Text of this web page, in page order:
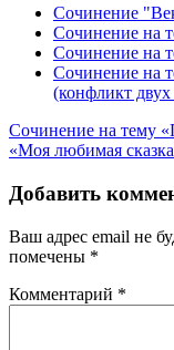
Сочинение
Сочинение на
Сочинение на
Сочинение на
(конфликт
Навигация
по
записям
Сочинение на тему
«Моя любимая
Добавить
Ваш адрес email не
помечены *
Комментарий *